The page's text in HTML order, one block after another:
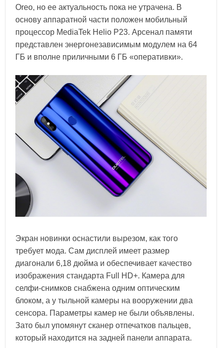
Oreo, но ее актуальность пока не утрачена. В
основу аппаратной части положен мобильный
процессор MediaTek Helio P23. Арсенал памяти
представлен энергонезависимым модулем на 64
ГБ и вполне приличными 6 ГБ «оперативки».
Экран новинки оснастили вырезом, как того
требует мода. Сам дисплей имеет размер
диагонали 6,18 дюйма и обеспечивает качество
изображения стандарта Full HD+. Камера для
селфи-снимков снабжена одним оптическим
блоком, а у тыльной камеры на вооружении два
сенсора. Параметры камер не были объявлены.
Зато был упомянут сканер отпечатков пальцев,
который находится на задней панели аппарата.